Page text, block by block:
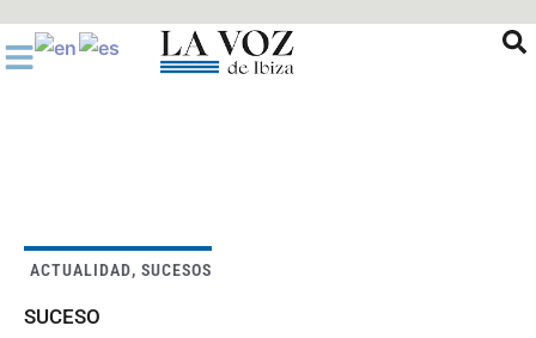
al
contenido
ACTUALIDAD, SUCESOS
SUCESO